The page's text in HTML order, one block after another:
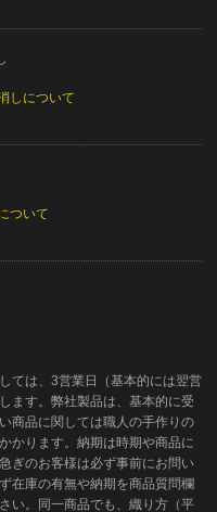
しについて
ついて
ては、3営業日（基本的には翌営
ます。弊社製品は、基本的に受
商品に関しては職人の手作りの
かります。納期は時期や商品に
ぎのお客様は必ず事前にお問い
在庫の有無や納期を商品質問欄
い。同一商品でも、織り方（平